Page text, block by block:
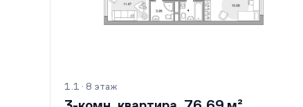
1.1 · 8 этаж